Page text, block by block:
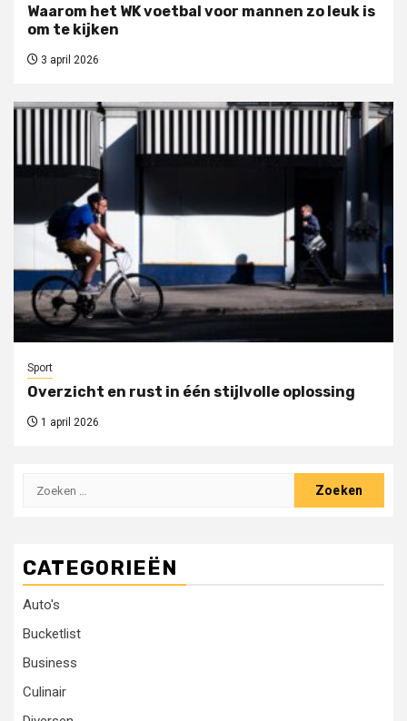
Waarom het WK voetbal voor mannen zo leuk is
om te kijken
3 april 2026
Sport
Overzicht en rust in één stijlvolle oplossing
1 april 2026
Zoeken
CATEGORIEËN
Auto's
Bucketlist
Business
Culinair